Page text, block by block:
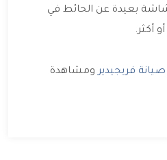
بعيدة عن الحائط في
صيانة فريجيديرومشاهدة